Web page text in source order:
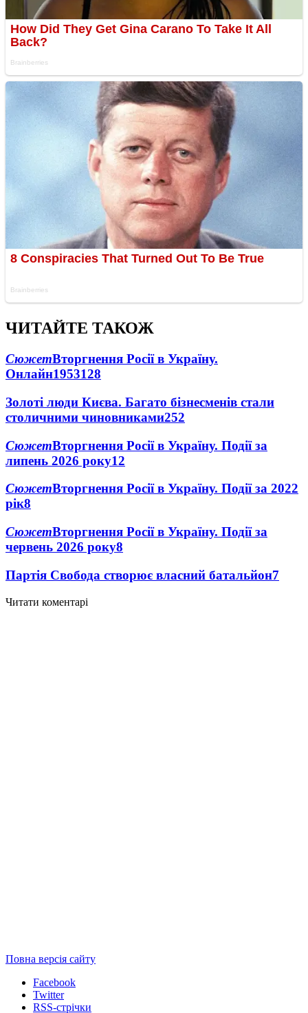
ЧИТАЙТЕ ТАКОЖ
СюжетВторгнення Росії в Україну.
Онлайн1953128
Золоті люди Києва. Багато бізнесменів стали
столичними чиновниками252
СюжетВторгнення Росії в Україну. Події за
липень 2026 року12
СюжетВторгнення Росії в Україну. Події за 2022
рік8
СюжетВторгнення Росії в Україну. Події за
червень 2026 року8
Партія Свобода створює власний батальйон7
Читати коментарі
Повна версія сайту
Facebook
Twitter
RSS-стрічки